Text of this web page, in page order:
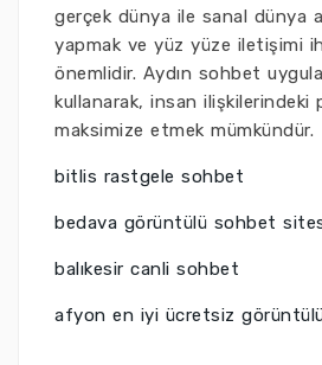
gerçek dünya ile sanal dünya
yapmak ve yüz yüze iletişimi
önemlidir. Aydın sohbet
kullanarak, insan ilişkilerindeki
maksimize etmek mümkündür.
bitlis rastgele sohbet
bedava görüntülü sohbet
balıkesir canli sohbet
afyon en iyi ücretsiz